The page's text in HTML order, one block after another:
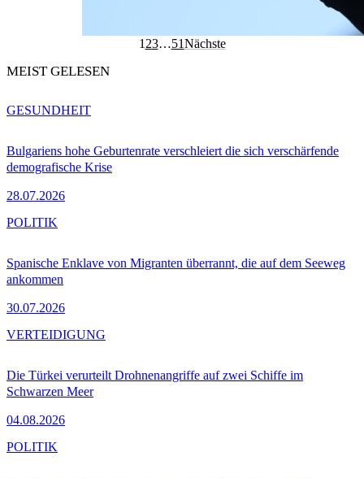
1 23…51Nächste
MEIST GELESEN
Bulgariens hohe Geburtenrate verschleiert die sich verschärfende
demografische Krise
28.07.2026
GESUNDHEIT
Spanische Enklave von Migranten überrannt, die auf dem Seeweg
ankommen
30.07.2026
POLITIK
Die Türkei verurteilt Drohnenangriffe auf zwei Schiffe im
Schwarzen Meer
04.08.2026
VERTEIDIGUNG
POLITIK